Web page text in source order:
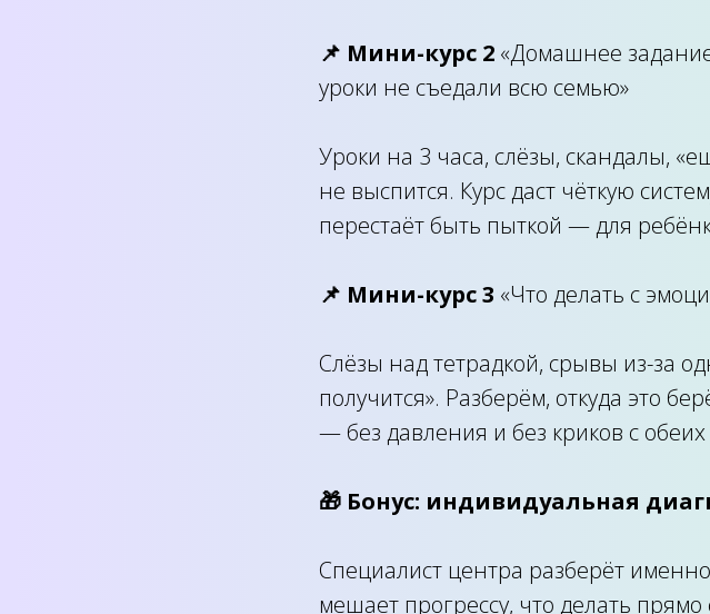
📌 Мини-курс 2 «Домашнее
уроки не съедали всю семью»
Уроки на 3 часа, слёзы, скандалы,
не выспится. Курс даст чёткую
перестаёт быть пыткой — для
📌 Мини-курс 3 «Что делать с
Слёзы над тетрадкой, срывы из-за
получится». Разберём, откуда это
— без давления и без криков с обеих
🎁 Бонус: индивидуальная
Специалист центра разберёт
мешает прогрессу, что делать